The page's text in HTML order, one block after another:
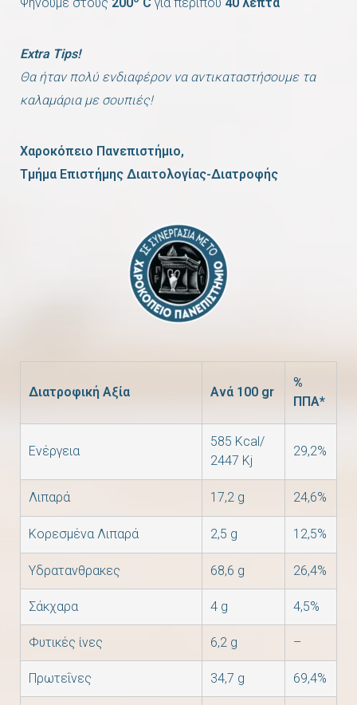
Extra Tips!
Θα ήταν πολύ ενδιαφέρον να αντικαταστήσουμε τα
καλαμάρια με σουπιές!
Χαροκόπειο Πανεπιστήμιο,
Τμήμα Επιστήμης Διαιτολογίας-Διατροφής
Διατροφική Αξία Ανά 100 gr
%
ΠΠΑ*
Ενέργεια
585 Kcal/
2447 Kj
29,2%
Λιπαρά 17,2 g 24,6%
Kορεσμένα Λιπαρά 2,5 g 12,5%
Υδρατανθρακες 68,6 g 26,4%
Σάκχαρα 4 g 4,5%
Φυτικές ίνες 6,2 g –
Πρωτεΐνες 34,7 g 69,4%